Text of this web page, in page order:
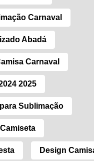
Carnaval
Abadá
Carnaval
2025
Sublimação
Design